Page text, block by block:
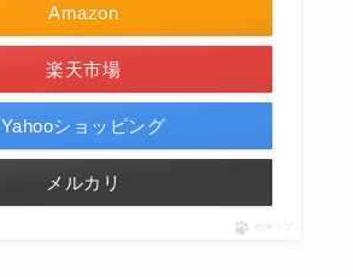
Amazon
楽天市場
Yahooショッピング
メルカリ
ポチップ